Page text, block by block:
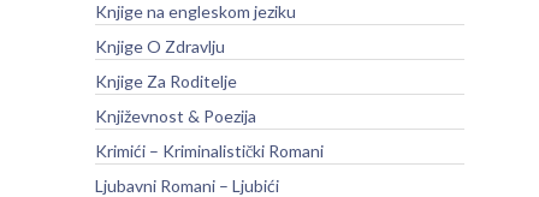
Knjige na engleskom jeziku
Knjige O Zdravlju
Knjige Za Roditelje
Književnost & Poezija
Krimići – Kriminalistički Romani
Ljubavni Romani – Ljubići